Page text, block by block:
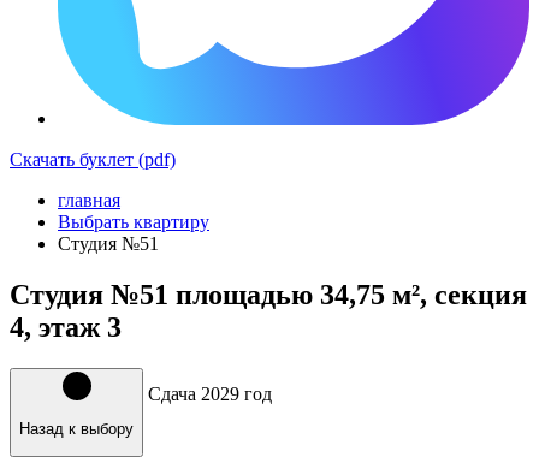
Скачать буклет (pdf)
главная
Выбрать квартиру
Студия №51
Студия №51 площадью 34,75 м², секция
4, этаж 3
Назад к выбору
Сдача 2029 год